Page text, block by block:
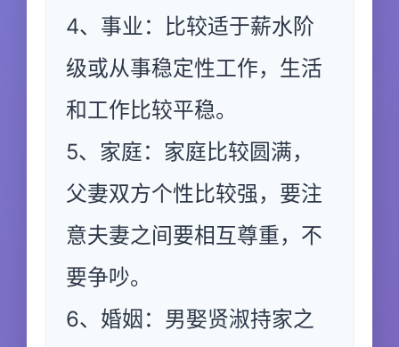
4、事业：比较适于薪水阶
级或从事稳定性工作，生活
和工作比较平稳。
5、家庭：家庭比较圆满，
父妻双方个性比较强，要注
意夫妻之间要相互尊重，不
要争吵。
6、婚姻：男娶贤淑持家之